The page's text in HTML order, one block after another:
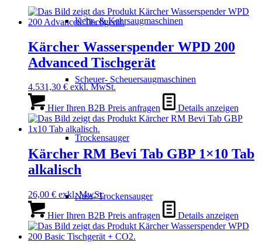
Kehr- & Kehrsaugmaschinen
Scheuer- Scheuersaugmaschinen
Trockensauger
Nass- Trockensauger
Kärcher Wasserspender WPD 200
Advanced Tischgerät
4.531,30 € exkl. MwSt.
Hier Ihren B2B Preis anfragen Details anzeigen
Kärcher RM Bevi Tab GBP 1×10 Tab
alkalisch
26,00 € exkl. MwSt.
Hier Ihren B2B Preis anfragen Details anzeigen